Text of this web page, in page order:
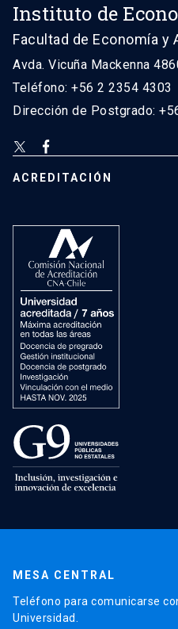
Instituto de
Facultad de Economía y
Avda. Vicuña Mackenna
Teléfono: +56 2 2354 4303
Dirección de Postgrado:
ACREDITACIÓN
MESA CENTRAL
Teléfono para comunicarse
Universidad.